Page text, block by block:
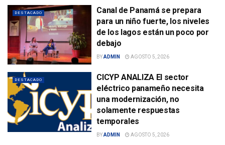
DESTACADO
Canal de Panamá se prepara
para un niño fuerte, los niveles
de los lagos están un poco por
debajo
BYADMIN AGOSTO 5, 2026
DESTACADO
CICYP ANALIZA El sector
eléctrico panameño necesita
una modernización, no
solamente respuestas
temporales
BYADMIN AGOSTO 5, 2026